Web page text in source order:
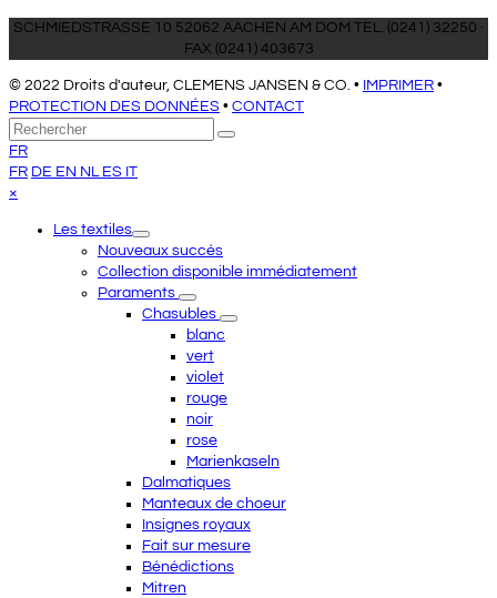
SCHMIEDSTRASSE 10 52062 AACHEN AM DOM TEL. (0241) 32250 ·
FAX (0241) 403673
© 2022 Droits d'auteur, CLEMENS JANSEN & CO. • IMPRIMER •
PROTECTION DES DONNÉES • CONTACT
Retour
au
sommet
Rechercher
Envoyer
FR
FR DE EN NL ES IT
×
menuLes textiles
Nouveaux succès
Collection disponible immédiatement
Paraments
Chasubles
blanc
vert
violet
rouge
noir
rose
Marienkaseln
Dalmatiques
Manteaux de choeur
Insignes royaux
Fait sur mesure
Bénédictions
Mitren